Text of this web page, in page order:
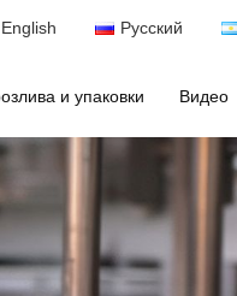
English Русский
и упаковки Видео